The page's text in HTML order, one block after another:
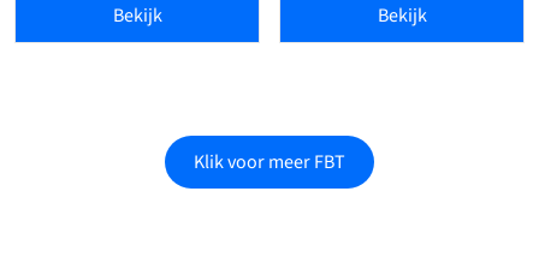
Bekijk Bekijk
Klik voor meer FBT